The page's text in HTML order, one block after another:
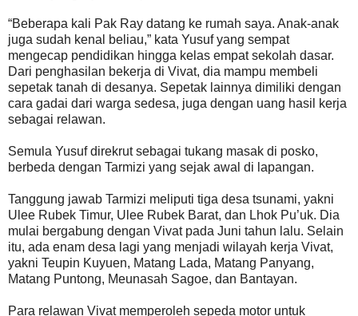
“Beberapa kali Pak Ray datang ke rumah saya. Anak-anak
juga sudah kenal beliau,” kata Yusuf yang sempat
mengecap pendidikan hingga kelas empat sekolah dasar.
Dari penghasilan bekerja di Vivat, dia mampu membeli
sepetak tanah di desanya. Sepetak lainnya dimiliki dengan
cara gadai dari warga sedesa, juga dengan uang hasil kerja
sebagai relawan.
Semula Yusuf direkrut sebagai tukang masak di posko,
berbeda dengan Tarmizi yang sejak awal di lapangan.
Tanggung jawab Tarmizi meliputi tiga desa tsunami, yakni
Ulee Rubek Timur, Ulee Rubek Barat, dan Lhok Pu’uk. Dia
mulai bergabung dengan Vivat pada Juni tahun lalu. Selain
itu, ada enam desa lagi yang menjadi wilayah kerja Vivat,
yakni Teupin Kuyuen, Matang Lada, Matang Panyang,
Matang Puntong, Meunasah Sagoe, dan Bantayan.
Para relawan Vivat memperoleh sepeda motor untuk